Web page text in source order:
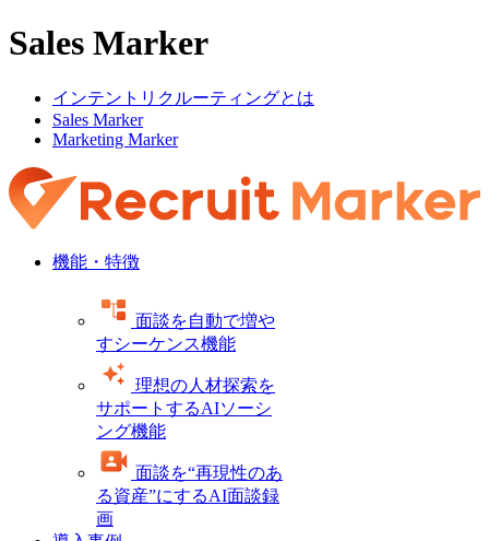
Sales Marker
インテントリクルーティングとは
Sales Marker
Marketing Marker
機能・特徴
面談を自動で増や
すシーケンス機能
理想の人材探索を
サポートするAIソーシ
ング機能
面談を“再現性のあ
る資産”にするAI面談録
画